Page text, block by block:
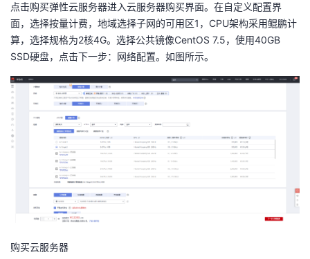
点击购买弹性云服务器进入云服务器购买界面。在自定义配置界
面，选择按量计费，地域选择子网的可用区1，CPU架构采用鲲鹏计
算，选择规格为2核4G。选择公共镜像CentOS 7.5，使用40GB
SSD硬盘，点击下一步：网络配置。如图所示。
购买云服务器